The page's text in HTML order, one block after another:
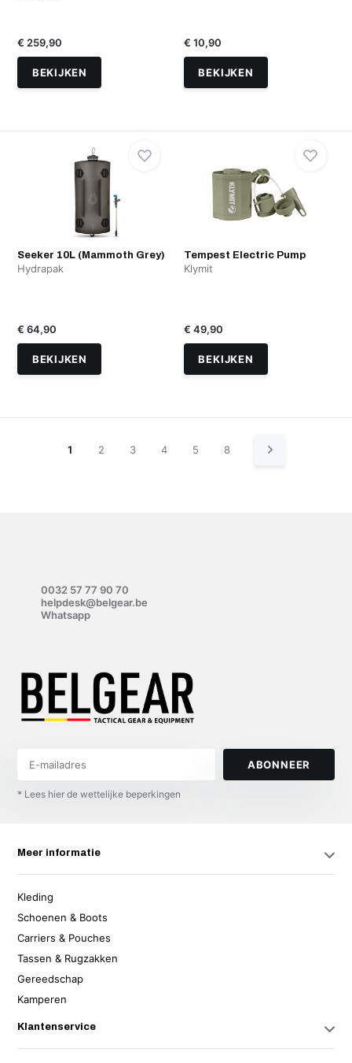
€ 259,90
BEKIJKEN
€ 10,90
BEKIJKEN
Seeker 10L (Mammoth Grey)
Hydrapak
€ 64,90
BEKIJKEN
Tempest Electric Pump
Klymit
€ 49,90
BEKIJKEN
1 2 3 4 5 8
0032 57 77 90 70
helpdesk@belgear.be
Whatsapp
ABONNEER
* Lees hier de wettelijke beperkingen
Meer informatie
Kleding
Schoenen & Boots
Carriers & Pouches
Tassen & Rugzakken
Gereedschap
Kamperen
Klantenservice